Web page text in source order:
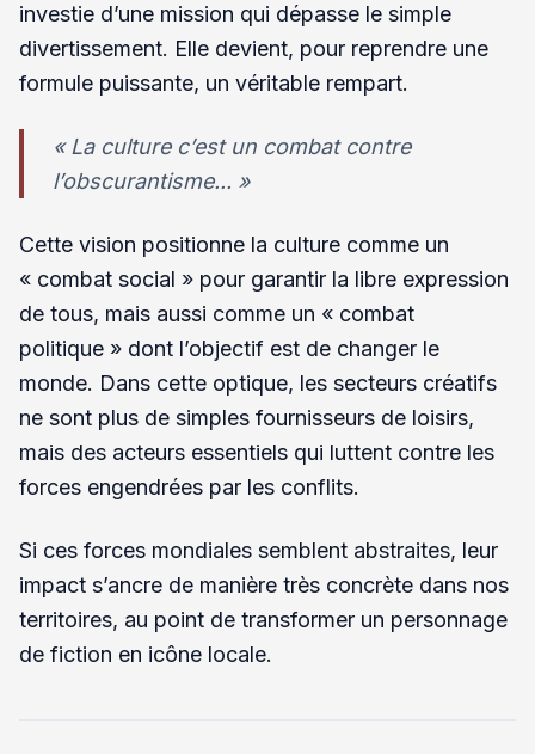
investie d’une mission qui dépasse le simple
divertissement. Elle devient, pour reprendre une
formule puissante, un véritable rempart.
« La culture c’est un combat contre
l’obscurantisme... »
Cette vision positionne la culture comme un
« combat social » pour garantir la libre expression
de tous, mais aussi comme un « combat
politique » dont l’objectif est de changer le
monde. Dans cette optique, les secteurs créatifs
ne sont plus de simples fournisseurs de loisirs,
mais des acteurs essentiels qui luttent contre les
forces engendrées par les conflits.
Si ces forces mondiales semblent abstraites, leur
impact s’ancre de manière très concrète dans nos
territoires, au point de transformer un personnage
de fiction en icône locale.